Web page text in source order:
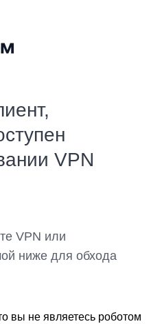
VPN
VPN или
ниже для обхода
вы не являетесь роботом